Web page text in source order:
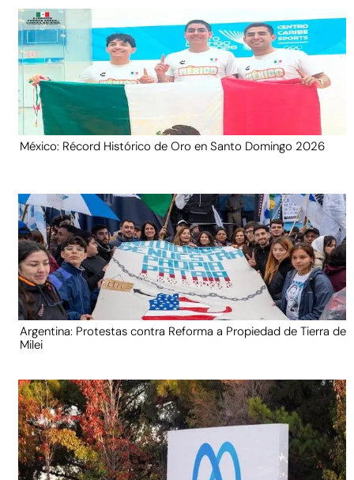
México: Récord Histórico de Oro en Santo Domingo 2026
Argentina: Protestas contra Reforma a Propiedad de Tierra de
Milei